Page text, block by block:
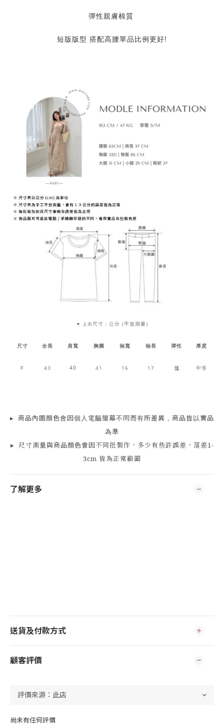
彈性親膚棉質
短版版型 搭配高腰單品比例更好!
▼ 上衣 尺寸：公分 (平放測量)
尺寸 全長 肩寬 胸圍 袖寬 袖長 彈性 厚度
F 43 40 41 16 17 佳 中等
▸ 商品內圖顏色會因個人電腦螢幕不同而有所差異，商品皆以實品
為準
▸ 尺寸測量與商品顏色會因不同批製作，多少有些許誤差，落差1-
3cm 皆為正常範圍
了解更多
送貨及付款方式
顧客評價
尚未有任何評價